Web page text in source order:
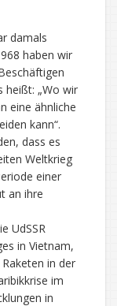
damals
haben wir
heißt: „Wo wir
eine ähnliche
kann“.
dass es
Weltkrieg
einer
an ihre
UdSSR
in Vietnam,
in der
im
in